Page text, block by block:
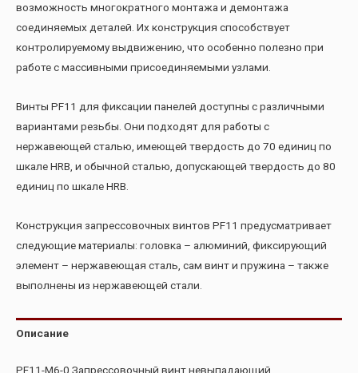
возможность многократного монтажа и демонтажа
соединяемых деталей. Их конструкция способствует
контролируемому выдвижению, что особенно полезно при
работе с массивными присоединяемыми узлами.
Винты PF11 для фиксации панелей доступны с различными
вариантами резьбы. Они подходят для работы с
нержавеющей сталью, имеющей твердость до 70 единиц по
шкале HRB, и обычной сталью, допускающей твердость до 80
единиц по шкале HRB.
Конструкция запрессовочных винтов PF11 предусматривает
следующие материалы: головка – алюминий, фиксирующий
элемент – нержавеющая сталь, сам винт и пружина – также
выполнены из нержавеющей стали.
Описание
PF11-M6-0 Запрессовочный винт невыпадающий